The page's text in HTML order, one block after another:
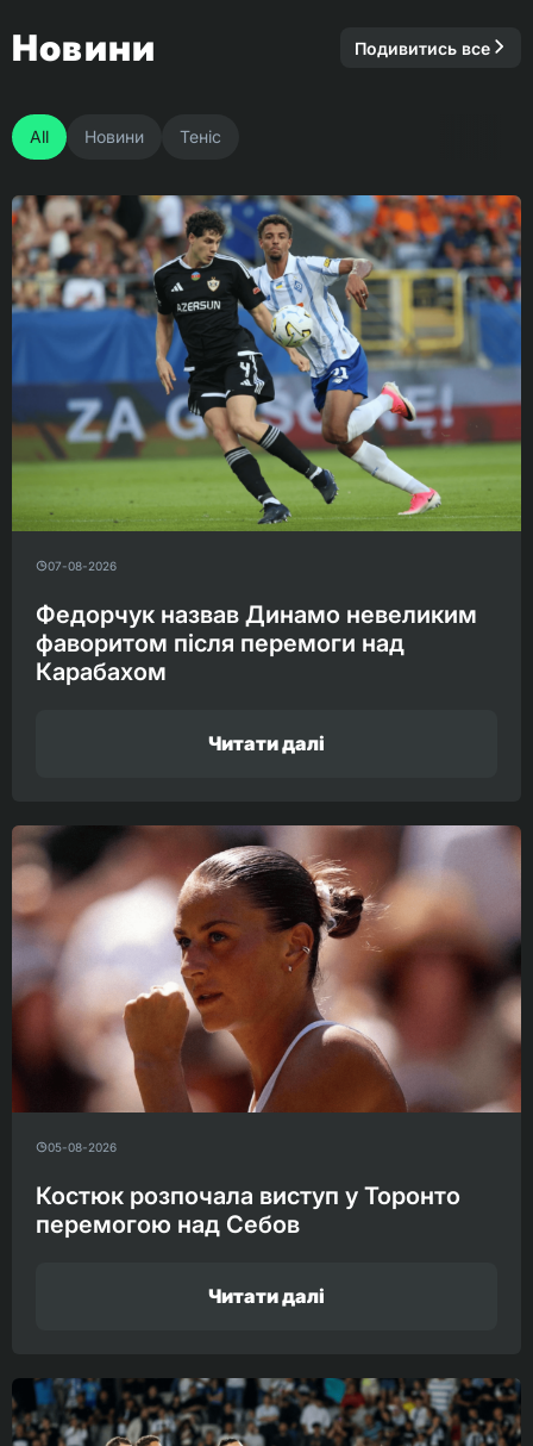
Новини Подивитись все
All Новини Теніс
07-08-2026
Федорчук назвав Динамо невеликим
фаворитом після перемоги над
Карабахом
Читати далі
05-08-2026
Костюк розпочала виступ у Торонто
перемогою над Себов
Читати далі